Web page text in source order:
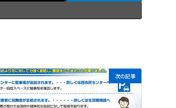
次の記事